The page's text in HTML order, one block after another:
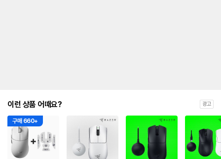
이런 상품 어때요? 광고
구매 660+